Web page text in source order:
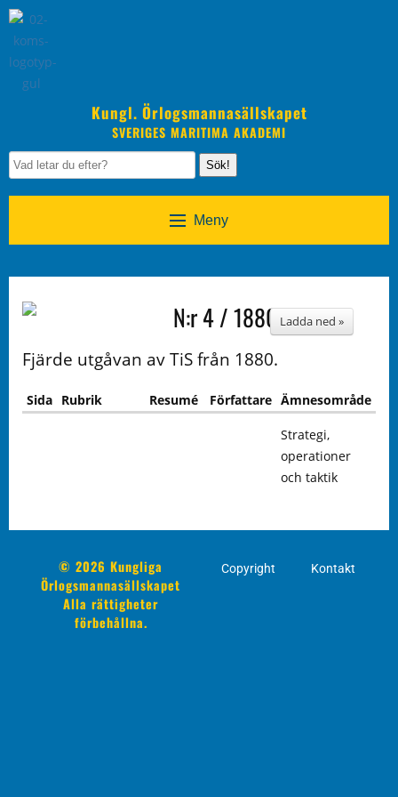
Kungl. Örlogsmannasällskapet
SVERIGES MARITIMA AKADEMI
Sök!
Meny
N:r 4 / 1880 Ladda ned »
Fjärde utgåvan av TiS från 1880.
Sida Rubrik Resumé Författare Ämnesområde
Strategi,
operationer
och taktik
© 2026 Kungliga
Örlogsmannasällskapet
Alla rättigheter
förbehållna.
Copyright Kontakt